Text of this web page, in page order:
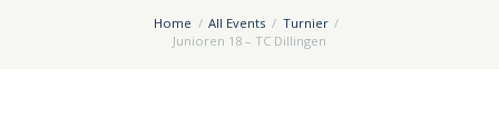
Home All Events
Turnier
Junioren 18 – TC Dillingen